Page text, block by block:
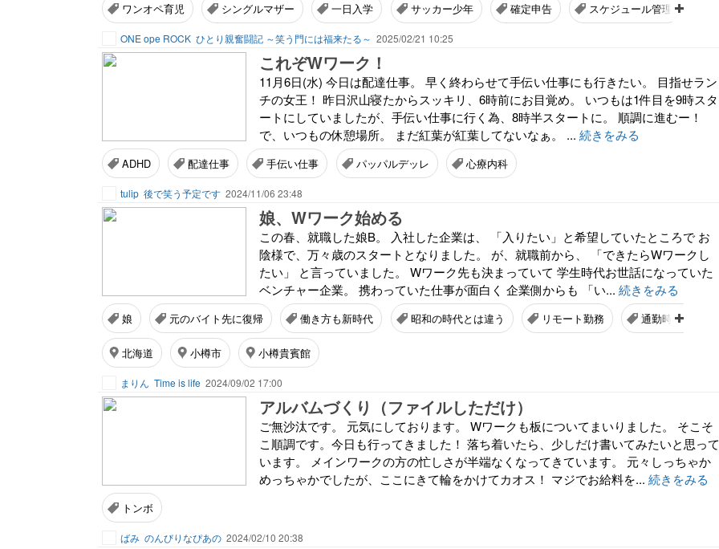
ワンオペ育児 シングルマザー 一日入学 サッカー少年 確定申告 スケジュール管理
ONE ope ROCK ひとり親奮闘記 ～笑う門には福来たる～ 2025/02/21 10:25
これぞWワーク！
11月6日(水) 今日は配達仕事。 早く終わらせて手伝い仕事にも行きたい。 目指せラン
チの女王！ 昨日沢山寝たからスッキリ、6時前にお目覚め。 いつもは1件目を9時スタ
ートにしていましたが、手伝い仕事に行く為、8時半スタートに。 順調に進むー！
で、いつもの休憩場所。 まだ紅葉が紅葉してないなぁ。 ... 続きをみる
ADHD 配達仕事 手伝い仕事 パッパルデッレ 心療内科
tulip 後で笑う予定です 2024/11/06 23:48
娘、Wワーク始める
この春、就職した娘B。 入社した企業は、 「入りたい」と希望していたところで お
陰様で、万々歳のスタートとなりました。 が、就職前から、 「できたらWワークし
たい」 と言っていました。 Wワーク先も決まっていて 学生時代お世話になっていた
ベンチャー企業。 携わっていた仕事が面白く 企業側からも 「い... 続きをみる
娘 元のバイト先に復帰 働き方も新時代 昭和の時代とは違う リモート勤務 通勤時間ゼロ
北海道 小樽市 小樽貴賓館
まりん Time is life 2024/09/02 17:00
アルバムづくり（ファイルしただけ）
ご無沙汰です。 元気にしております。 Wワークも板についてまいりました。 そこそ
こ順調です。今日も行ってきました！ 落ち着いたら、少しだけ書いてみたいと思って
います。 メインワークの方の忙しさが半端なくなってきています。 元々しっちゃか
めっちゃかでしたが、ここにきて輪をかけてカオス！ マジでお給料を... 続きをみる
トンボ
ばみ のんびりなぴあの 2024/02/10 20:38